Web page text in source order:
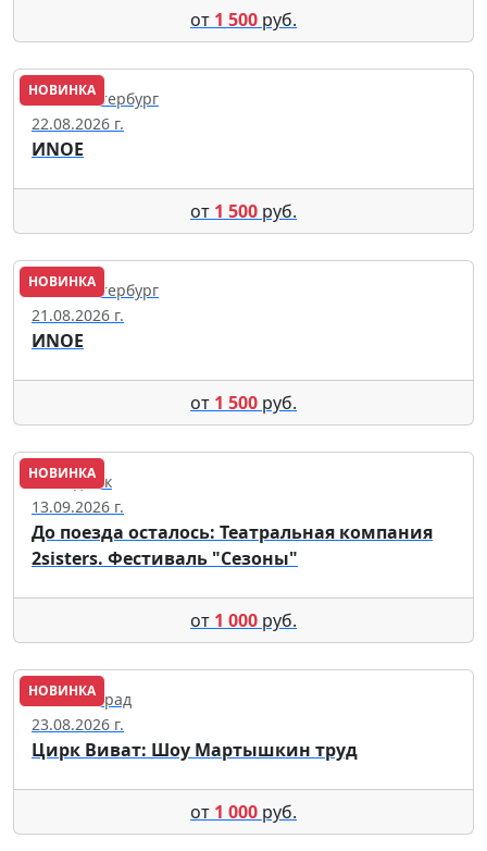
от 1 500 руб.
НОВИНКА
Санкт-Петербург
22.08.2026 г.
ИNОЕ
от 1 500 руб.
НОВИНКА
Санкт-Петербург
21.08.2026 г.
ИNОЕ
от 1 500 руб.
НОВИНКА
Геленджик
13.09.2026 г.
До поезда осталось: Театральная компания
2sisters. Фестиваль "Сезоны"
от 1 000 руб.
НОВИНКА
Калининград
23.08.2026 г.
Цирк Виват: Шоу Мартышкин труд
от 1 000 руб.